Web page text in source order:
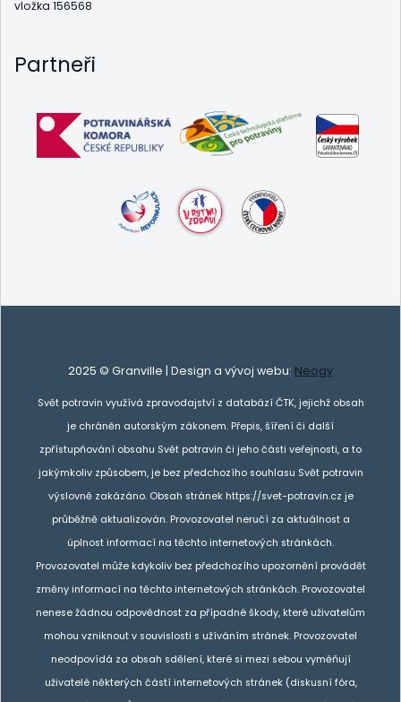
vložka 156568
Partneři
2025 © Granville | Design a vývoj webu: Neogy
Svět potravin využívá zpravodajství z databází ČTK, jejichž obsah
je chráněn autorským zákonem. Přepis, šíření či další
zpřístupňování obsahu Svět potravin či jeho části veřejnosti, a to
jakýmkoliv způsobem, je bez předchozího souhlasu Svět potravin
výslovně zakázáno. Obsah stránek https://svet-potravin.cz je
průběžně aktualizován. Provozovatel neručí za aktuálnost a
úplnost informací na těchto internetových stránkách.
Provozovatel může kdykoliv bez předchozího upozornění provádět
změny informací na těchto internetových stránkách. Provozovatel
nenese žádnou odpovědnost za případné škody, které uživatelům
mohou vzniknout v souvislosti s užíváním stránek. Provozovatel
neodpovídá za obsah sdělení, které si mezi sebou vyměňují
uživatelé některých částí internetových stránek (diskusní fóra,